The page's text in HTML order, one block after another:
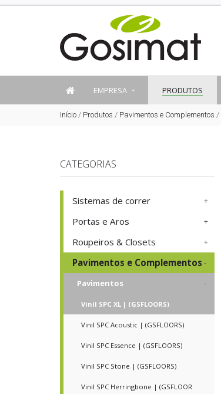
EMPRESA PRODUTOS
Início / Produtos / Pavimentos e Complementos /
CATEGORIAS
Sistemas de correr
Portas e Aros
Roupeiros & Closets
Pavimentos e Complementos
Pavimentos
Vinil SPC XL | (GSFLOORS)
Vinil SPC Acoustic | (GSFLOORS)
Vinil SPC Essence | (GSFLOORS)
Vinil SPC Stone | (GSFLOORS)
Vinil SPC Herringbone | (GSFLOOR